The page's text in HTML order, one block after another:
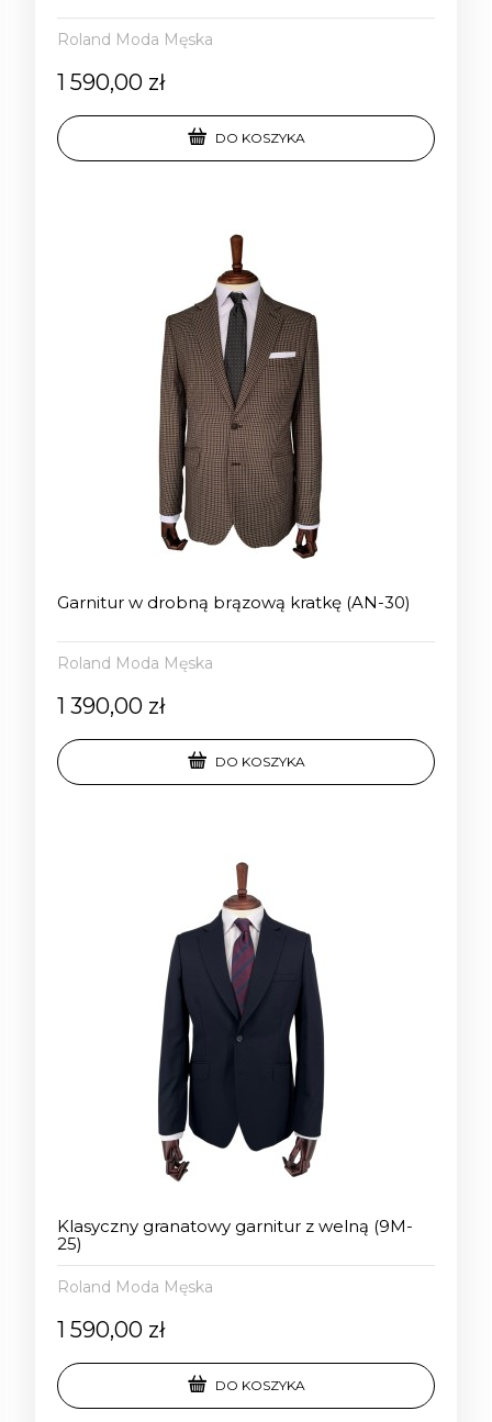
Roland Moda Męska
1 590,00 zł
DO KOSZYKA
Garnitur w drobną brązową kratkę (AN-30)
Roland Moda Męska
1 390,00 zł
DO KOSZYKA
Klasyczny granatowy garnitur z welną (9M-
25)
Roland Moda Męska
1 590,00 zł
DO KOSZYKA